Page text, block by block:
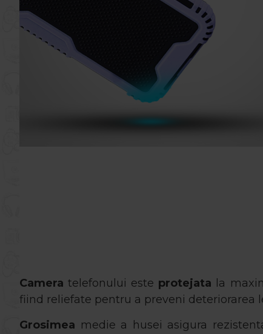
Camera telefonului este protejata la
fiind reliefate pentru a preveni deteriorarea
Grosimea medie a husei asigura